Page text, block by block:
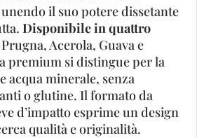
il suo potere dissetante
Disponibile in quattro
Acerola, Guava e
premium si distingue per la
acqua minerale, senza
o glutine. Il formato da
d’impatto esprime un design
qualità e originalità.